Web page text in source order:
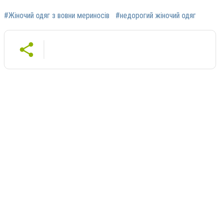
#Жіночий одяг з вовни мериносів #недорогий жіночий одяг